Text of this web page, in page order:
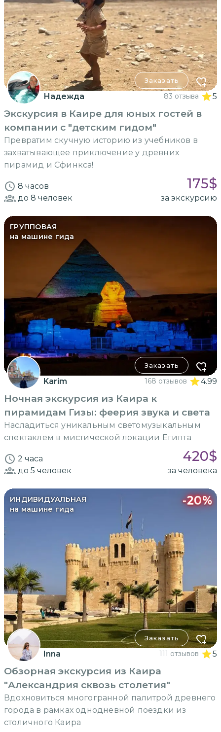
Заказать
Надежда 83 отзыва 5
Экскурсия в Каире для юных гостей в
компании с "детским гидом"
Превратим скучную историю из учебников в
захватывающее приключение у древних
пирамид и Сфинкса!
8 часов 175$
до 8 человек за экскурсию
ГРУППОВАЯ
на машине гида
Заказать
Karim 168 отзывов 4.99
Ночная экскурсия из Каира к
пирамидам Гизы: феерия звука и света
Насладиться уникальным светомузыкальным
спектаклем в мистической локации Египта
2 часа 420$
до 5 человек за человека
ИНДИВИДУАЛЬНАЯ
на машине гида
-20%
Заказать
Inna 111 отзывов 5
Обзорная экскурсия из Каира
"Александрия сквозь столетия"
Вдохновиться многогранной палитрой древнего
города в рамках однодневной поездки из
столичного Каира